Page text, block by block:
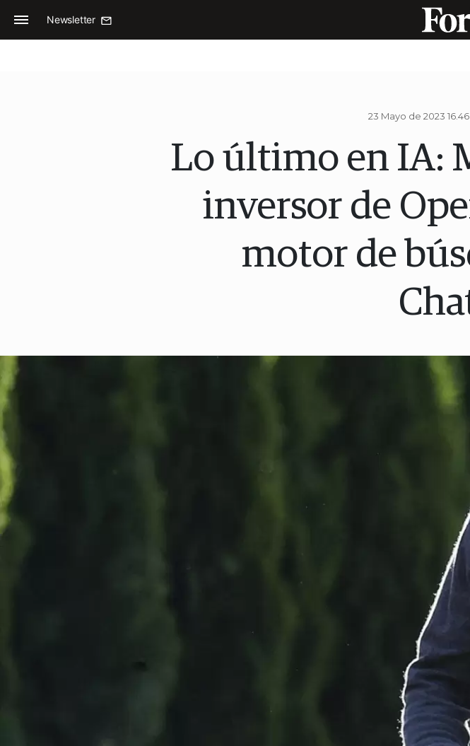
Newsletter
23 Mayo de 2023 16.46
Lo último en IA:
inversor de
motor de